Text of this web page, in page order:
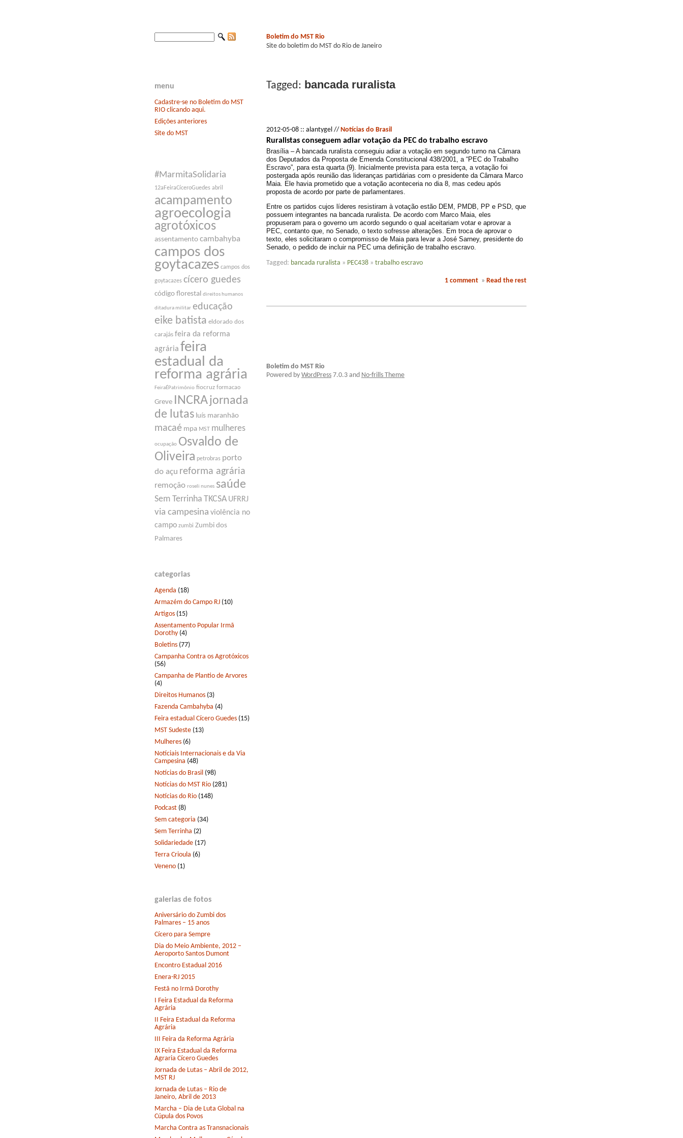
menu
Cadastre-se no Boletim do MST
RIO clicando aqui.
Edições anteriores
Site do MST
#MarmitaSolidaria
12aFeiraCíceroGuedes abril
acampamento
agroecologia
agrotóxicos
assentamento cambahyba
campos dos
goytacazes campos dos
goytacazes cícero guedes
código florestal direitos humanos
ditadura militar educação
eike batista eldorado dos
carajás feira da reforma
agrária feira
estadual da
reforma agrária
FeiraÉPatrimônio fiocruz formacao
Greve INCRA jornada
de lutas luís maranhão
macaé mpa MST mulheres
ocupação Osvaldo de
Oliveira petrobras porto
do açu reforma agrária
remoção roseli nunes saúde
Sem Terrinha TKCSA UFRRJ
via campesina violência no
campo zumbi Zumbi dos
Palmares
categorias
Agenda (18)
Armazém do Campo RJ (10)
Artigos (15)
Assentamento Popular Irmã
Dorothy (4)
Boletins (77)
Campanha Contra os Agrotóxicos
(56)
Campanha de Plantio de Arvores
(4)
Direitos Humanos (3)
Fazenda Cambahyba (4)
Feira estadual Cícero Guedes (15)
MST Sudeste (13)
Mulheres (6)
Notíciais Internacionais e da Via
Campesina (48)
Notícias do Brasil (98)
Notícias do MST Rio (281)
Notícias do Rio (148)
Podcast (8)
Sem categoria (34)
Sem Terrinha (2)
Solidariedade (17)
Terra Crioula (6)
Veneno (1)
galerias de fotos
Aniversário do Zumbi dos
Palmares – 15 anos
Cícero para Sempre
Dia do Meio Ambiente, 2012 –
Aeroporto Santos Dumont
Encontro Estadual 2016
Enera-RJ 2015
Festã no Irmã Dorothy
I Feira Estadual da Reforma
Agrária
II Feira Estadual da Reforma
Agrária
III Feira da Reforma Agrária
IX Feira Estadual da Reforma
Agraria Cícero Guedes
Jornada de Lutas – Abril de 2012,
MST RJ
Jornada de Lutas – Rio de
Janeiro, Abril de 2013
Marcha – Dia de Luta Global na
Cúpula dos Povos
Marcha Contra as Transnacionais
Boletim do MST Rio
Site do boletim do MST do Rio de Janeiro
Tagged: bancada ruralista
2012-05-08 :: alantygel // Notícias do Brasil
Ruralistas conseguem adiar votação da PEC do trabalho escravo
Brasília – A bancada ruralista conseguiu adiar a votação em segundo turno na Câmara
dos Deputados da Proposta de Emenda Constitucional 438/2001, a “PEC do Trabalho
Escravo”, para esta quarta (9). Inicialmente prevista para esta terça, a votação foi
postergada após reunião das lideranças partidárias com o presidente da Câmara Marco
Maia. Ele havia prometido que a votação aconteceria no dia 8, mas cedeu após
proposta de acordo por parte de parlamentares.
Entre os partidos cujos líderes resistiram à votação estão DEM, PMDB, PP e PSD, que
possuem integrantes na bancada ruralista. De acordo com Marco Maia, eles
propuseram para o governo um acordo segundo o qual aceitariam votar e aprovar a
PEC, contanto que, no Senado, o texto sofresse alterações. Em troca de aprovar o
texto, eles solicitaram o compromisso de Maia para levar a José Sarney, presidente do
Senado, o pedido de incluir na PEC uma definição de trabalho escravo.
Tagged: bancada ruralista » PEC438 » trabalho escravo
1 comment » Read the rest
Boletim do MST Rio
Powered by WordPress 7.0.3 and No-frills Theme